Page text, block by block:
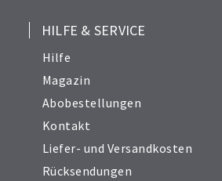
HILFE & SERVICE
Hilfe
Magazin
Abobestellungen
Kontakt
Liefer- und Versandkosten
Rücksendungen